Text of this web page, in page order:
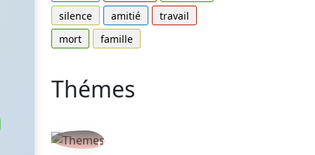
silence
amitié
travail
mort
famille
Thémes
thèmes